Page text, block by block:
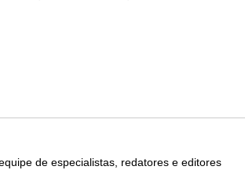
de especialistas, redatores e editores